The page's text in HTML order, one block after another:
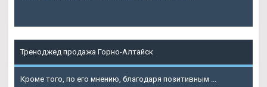
Треноджед продажа Горно-Алтайск
Кроме того, по его мнению, благодаря позитивным ...